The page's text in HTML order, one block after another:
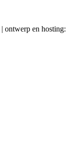
| ontwerp en hosting: